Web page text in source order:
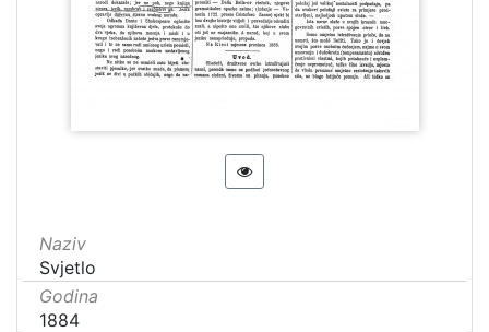
Naziv
Svjetlo
Godina
1884